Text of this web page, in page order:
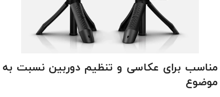
مناسب برای عکاسی و تنظیم دوربین نسبت به
موضوع